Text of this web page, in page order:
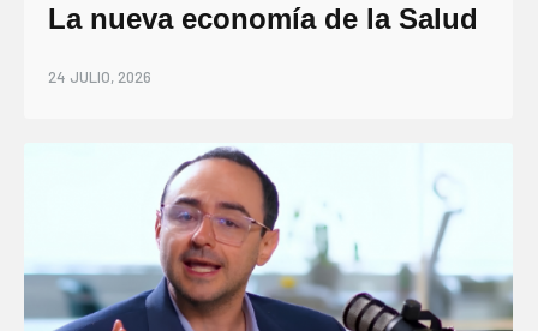
La nueva economía de la Salud
24 JULIO, 2026